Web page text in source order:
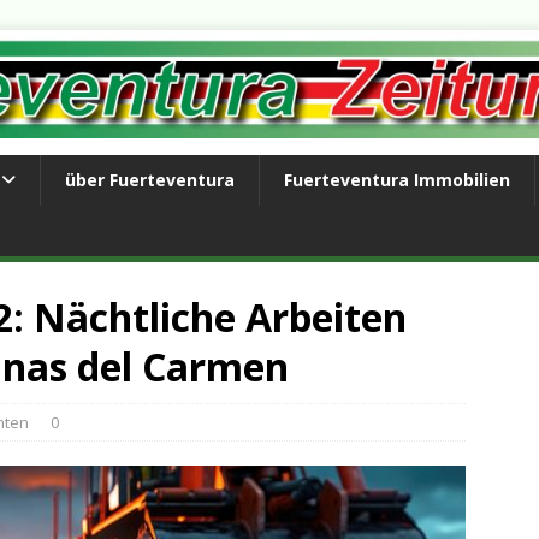
über Fuerteventura Fuerteventura Immobilien
Nächtliche Arbeiten
del Carmen
0